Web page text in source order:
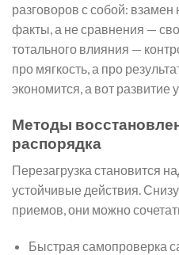
разговоров с собой:
факты, а не сравнения —
тотального влияния —
про мягкость, а про
экономится, а вот развитие
Методы
распорядка
Перезагрузка становится
устойчивые действия.
приемов, они можно
Быстрая самопроверка